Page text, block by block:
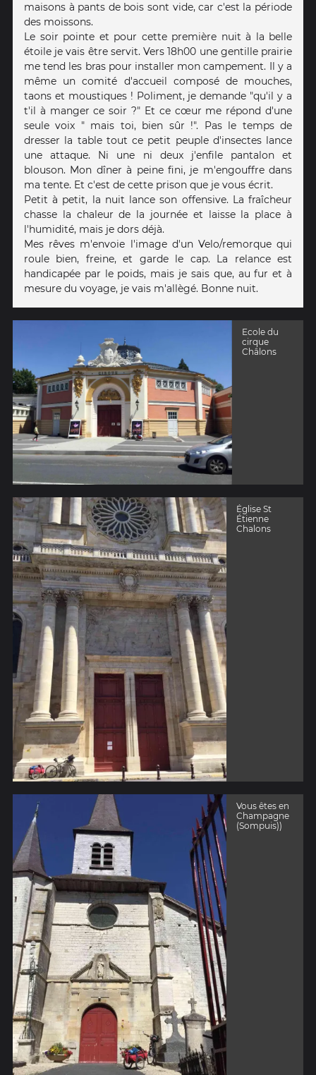
maisons à pants de bois sont vide, car c'est la période
des moissons.
Le soir pointe et pour cette première nuit à la belle
étoile je vais être servit. Vers 18h00 une gentille prairie
me tend les bras pour installer mon campement. Il y a
même un comité d'accueil composé de mouches,
taons et moustiques ! Poliment, je demande "qu'il y a
t'il à manger ce soir ?" Et ce cœur me répond d'une
seule voix " mais toi, bien sûr !". Pas le temps de
dresser la table tout ce petit peuple d'insectes lance
une attaque. Ni une ni deux j'enfile pantalon et
blouson. Mon dîner à peine fini, je m'engouffre dans
ma tente. Et c'est de cette prison que je vous écrit.
Petit à petit, la nuit lance son offensive. La fraîcheur
chasse la chaleur de la journée et laisse la place à
l'humidité, mais je dors déjà.
Mes rêves m'envoie l'image d'un Velo/remorque qui
roule bien, freine, et garde le cap. La relance est
handicapée par le poids, mais je sais que, au fur et à
mesure du voyage, je vais m'allègé. Bonne nuit.
Ecole du
cirque
Châlons
Église St
Étienne
Chalons
Vous êtes en
Champagne
(Sompuis))